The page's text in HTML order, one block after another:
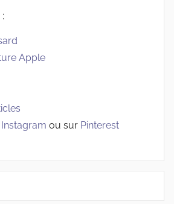
Apple
Instagram ou sur Pinterest